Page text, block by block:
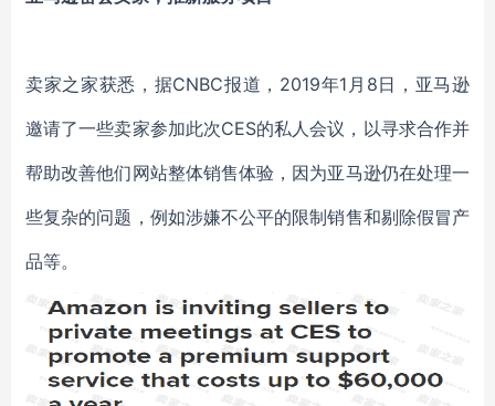
卖家之家获悉，据CNBC报道，2019年1月8日，亚马逊
邀请了一些卖家参加此次CES的私人会议，以寻求合作并
帮助改善他们网站整体销售体验，因为亚马逊仍在处理一
些复杂的问题，例如涉嫌不公平的限制销售和剔除假冒产
品等。